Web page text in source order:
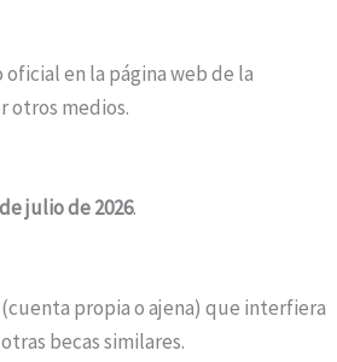
en la página web de la
otros medios.
julio de 2026.
propia o ajena) que interfiera
becas similares.